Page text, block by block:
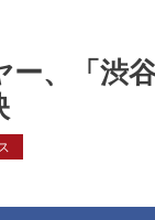
ー、「渋